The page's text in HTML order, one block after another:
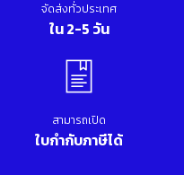
จัดส่งทั่วประเทศ
ใน 2-5 วัน
สามารถเปิด
ใบกำกับภาษีได้